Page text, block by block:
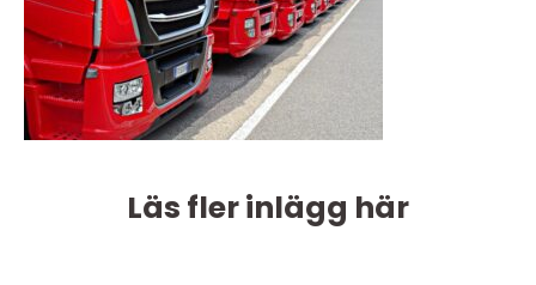
Läs fler inlägg här